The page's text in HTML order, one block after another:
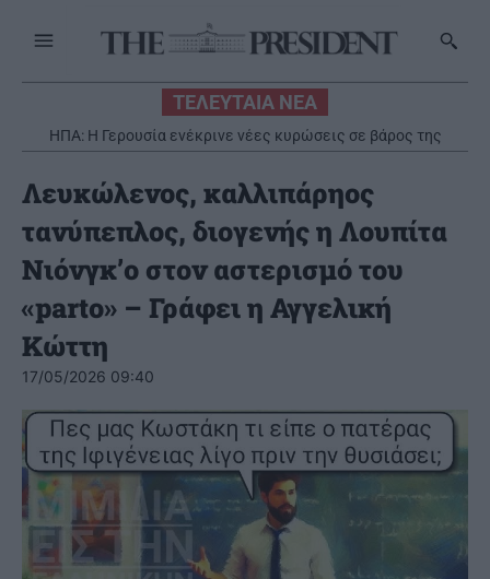
ΤΕΛΕΥΤΑΙΑ ΝΕΑ
ΗΠΑ: Η Γερουσία ενέκρινε νέες κυρώσεις σε βάρος της
Ρωσίας
Λευκώλενος, καλλιπάρηος
τανύπεπλος, διογενής η Λουπίτα
Νιόνγκ’ο στον αστερισμό του
«parto» – Γράφει η Αγγελική
Κώττη
17/05/2026 09:40